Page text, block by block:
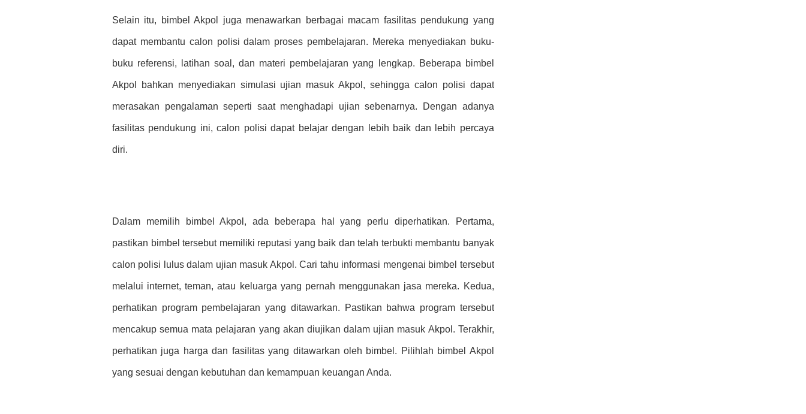
Selain itu, bimbel Akpol juga menawarkan berbagai macam fasilitas pendukung yang
dapat membantu calon polisi dalam proses pembelajaran. Mereka menyediakan buku-
buku referensi, latihan soal, dan materi pembelajaran yang lengkap. Beberapa bimbel
Akpol bahkan menyediakan simulasi ujian masuk Akpol, sehingga calon polisi dapat
merasakan pengalaman seperti saat menghadapi ujian sebenarnya. Dengan adanya
fasilitas pendukung ini, calon polisi dapat belajar dengan lebih baik dan lebih percaya
diri.
Dalam memilih bimbel Akpol, ada beberapa hal yang perlu diperhatikan. Pertama,
pastikan bimbel tersebut memiliki reputasi yang baik dan telah terbukti membantu banyak
calon polisi lulus dalam ujian masuk Akpol. Cari tahu informasi mengenai bimbel tersebut
melalui internet, teman, atau keluarga yang pernah menggunakan jasa mereka. Kedua,
perhatikan program pembelajaran yang ditawarkan. Pastikan bahwa program tersebut
mencakup semua mata pelajaran yang akan diujikan dalam ujian masuk Akpol. Terakhir,
perhatikan juga harga dan fasilitas yang ditawarkan oleh bimbel. Pilihlah bimbel Akpol
yang sesuai dengan kebutuhan dan kemampuan keuangan Anda.